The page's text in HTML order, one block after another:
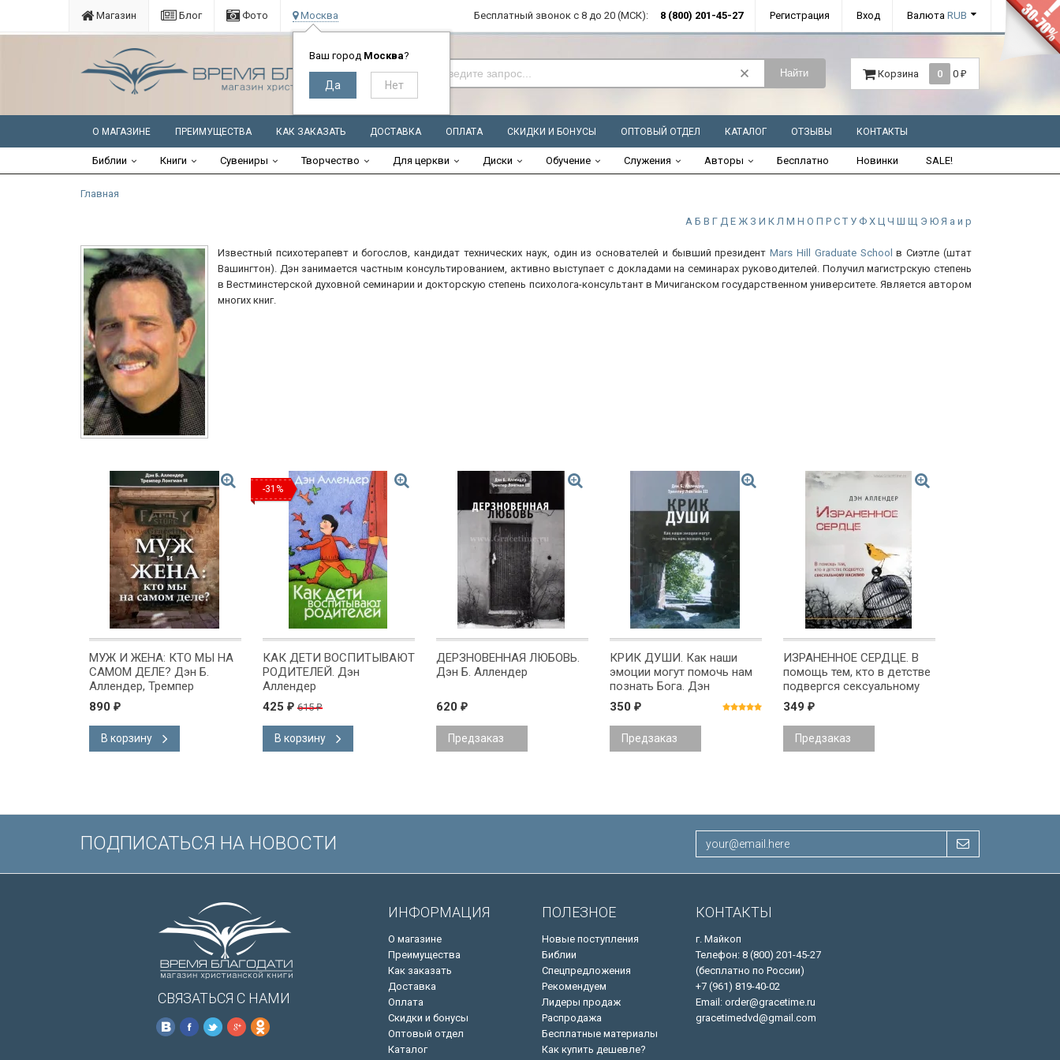
Магазин Блог Фото Москва
Ваш город Москва?
Бесплатный звонок с 8 до 20 (МСК): 8 (800) 201-45-27 Регистрация Вход Валюта RUB
Найти Корзина 0 0 ₽
О МАГАЗИНЕ ПРЕИМУЩЕСТВА КАК ЗАКАЗАТЬ ДОСТАВКА ОПЛАТА СКИДКИ И БОНУСЫ ОПТОВЫЙ ОТДЕЛ КАТАЛОГ ОТЗЫВЫ КОНТАКТЫ
Библии Книги Сувениры Творчество Для церкви Диски Обучение Служения Авторы Бесплатно Новинки SALE!
Главная
А Б В Г Д Е Ж З И К Л М Н О П Р С Т У Ф Х Ц Ч Ш Щ Э Ю Я а и р
Известный психотерапевт и богослов, кандидат технических наук, один из основателей и бывший президентMars Hill Graduate School в Сиэтле (штат
Вашингтон). Дэн занимается частным консультированием, активно выступает с докладами на семинарах руководителей. Получил магистрскую степень
в Вестминстерской духовной семинарии и докторскую степень психолога-консультант в Мичиганском государственном университете. Является автором
многих книг.
МУЖ И ЖЕНА: КТО МЫ НА
САМОМ ДЕЛЕ? Дэн Б.
Аллендер, Тремпер
Лонгман III
890 ₽
В корзину
-31%
КАК ДЕТИ ВОСПИТЫВАЮТ
РОДИТЕЛЕЙ. Дэн
Аллендер
425 ₽ 615₽
В корзину
ДЕРЗНОВЕННАЯ ЛЮБОВЬ.
Дэн Б. Аллендер
620 ₽
Предзаказ
КРИК ДУШИ. Как наши
эмоции могут помочь нам
познать Бога. Дэн
Аллендер
350 ₽
Предзаказ
ИЗРАНЕННОЕ СЕРДЦЕ. В
помощь тем, кто в детстве
подвергся сексуальному
насилию. Дэн Аллендер
349 ₽
Предзаказ
ПОДПИСАТЬСЯ НА НОВОСТИ
СВЯЗАТЬСЯ С НАМИ
ИНФОРМАЦИЯ
О магазине
Преимущества
Как заказать
Доставка
Оплата
Скидки и бонусы
Оптовый отдел
Каталог
ПОЛЕЗНОЕ
Новые поступления
Библии
Спецпредложения
Рекомендуем
Лидеры продаж
Распродажа
Бесплатные материалы
Как купить дешевле?
КОНТАКТЫ
г. Майкоп
Телефон: 8 (800) 201-45-27
(бесплатно по России)
+7 (961) 819-40-02
Email: order@gracetime.ru
gracetimedvd@gmail.com